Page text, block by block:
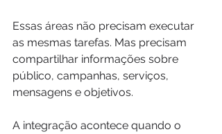
Essas áreas não precisam executar
as mesmas tarefas. Mas precisam
compartilhar informações sobre
público, campanhas, serviços,
mensagens e objetivos.
A integração acontece quando o